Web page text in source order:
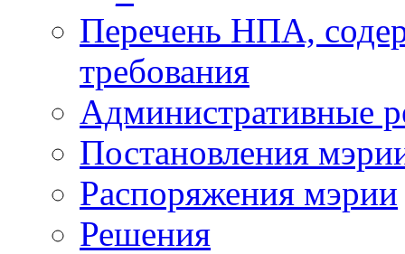
Перечень НПА,
требования
Административные
Постановления
Распоряжения мэрии
Решения